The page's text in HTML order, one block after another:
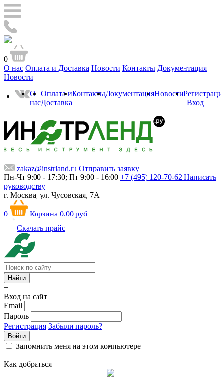
0
О нас Оплата и Доставка Новости Контакты Документация
Новости
О
нас
Оплата и
Доставка
КонтактыДокументацияНовости
| Вход
zakaz@instrland.ru Отправить заявку
Пн-Чт 9:00 - 17:30; Пт 9:00 - 16:00 +7 (495) 120-70-62 Написать
руководству
г. Москва, ул. Чусовская, 7А
0 Корзина 0.00 руб
Скачать прайс
+
Вход на сайт
Email
Пароль
Регистрация Забыли пароль?
Войти
Запомнить меня на этом компьютере
+
Как добраться